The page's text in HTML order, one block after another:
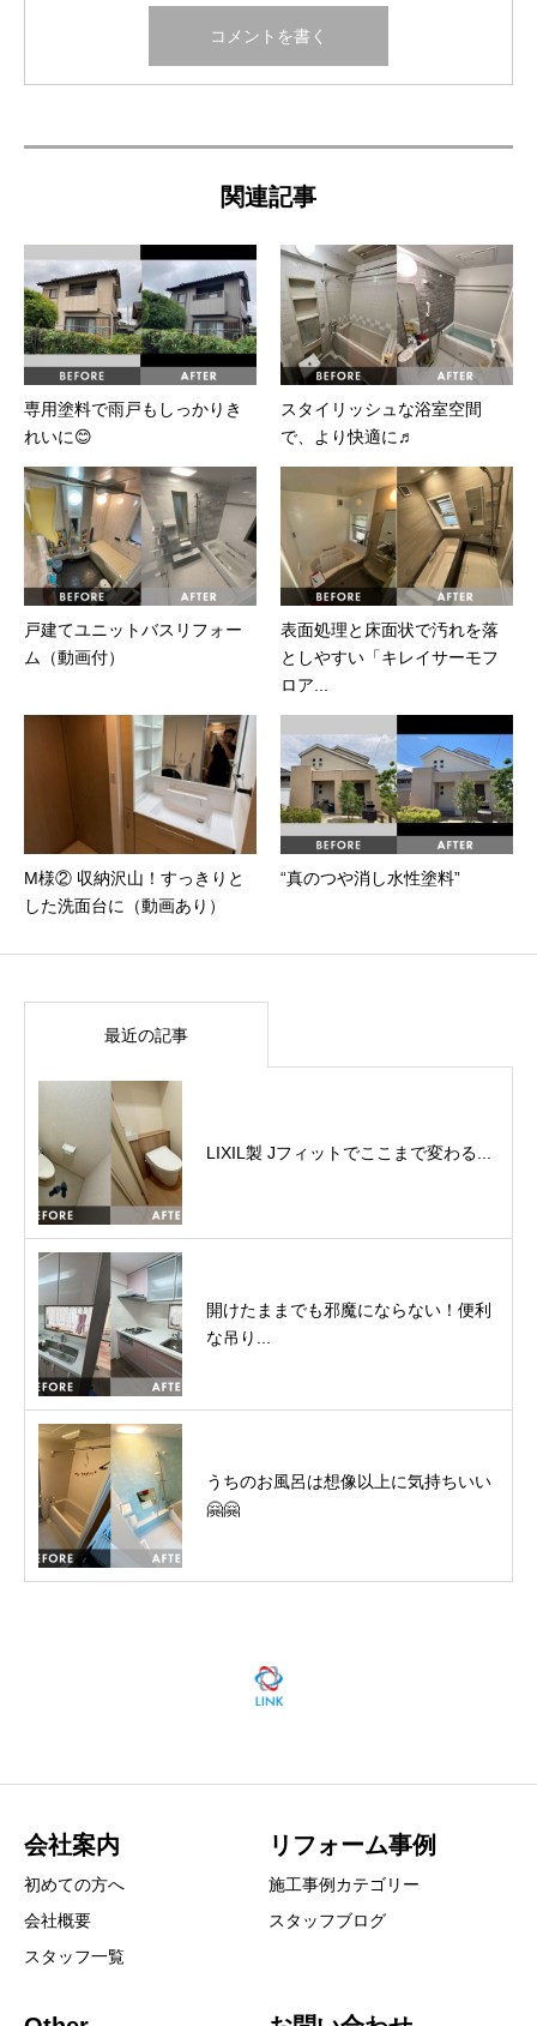
関連記事
専用塗料で雨戸もしっかりき
れいに😊
スタイリッシュな浴室空間
で、より快適に♬
戸建てユニットバスリフォー
ム（動画付）
表面処理と床面状で汚れを落
としやすい「キレイサーモフ
ロア...
M様② 収納沢山！すっきりと
した洗面台に（動画あり）
“真のつや消し水性塗料”
最近の記事
LIXIL製 Jフィットでここまで変わる...
開けたままでも邪魔にならない！便利
な吊り...
うちのお風呂は想像以上に気持ちいい
🤗🤗
会社案内
初めての方へ
会社概要
スタッフ一覧
リフォーム事例
施工事例カテゴリー
スタッフブログ